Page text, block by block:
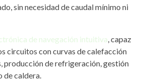
sin necesidad de caudal mínimo ni
de navegación intuitiva , capaz
circuitos con curvas de calefacción
producción de refrigeración, gestión
de caldera.